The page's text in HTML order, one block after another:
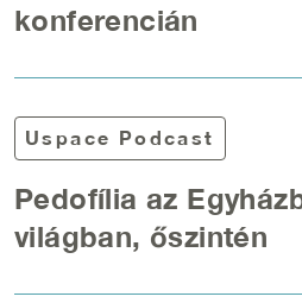
konferencián
Uspace Podcast
Pedofília az
világban, őszintén